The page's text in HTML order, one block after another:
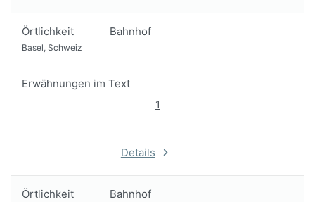
Örtlichkeit Bahnhof
Basel, Schweiz
Erwähnungen im Text
1
Details
Örtlichkeit Bahnhof